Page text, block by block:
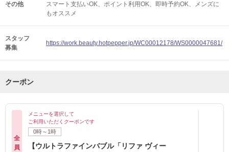
その他 スマート支払いOK ポイント利用OK 即時予約OK
メンズに
もオススメ
スタッフ
募集
https://work.beauty.hotpepper.jp/WC00012178/WS0000047681/
クーポン
全
員
メニューを選択して
ご利用いただくクーポンです
0時～1時
【ウルトラファインバブル「リファ ヴィー